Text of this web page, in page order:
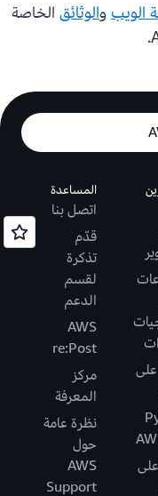
الويبوالوثائق الخاصة
.NET على
Java على
المساعدة
اتصل بنا
قدّم
تذكرة
لقسم
الدعم
AWS
re:Post
مركز
المعرفة
نظرة عامة
حول
AWS
Support